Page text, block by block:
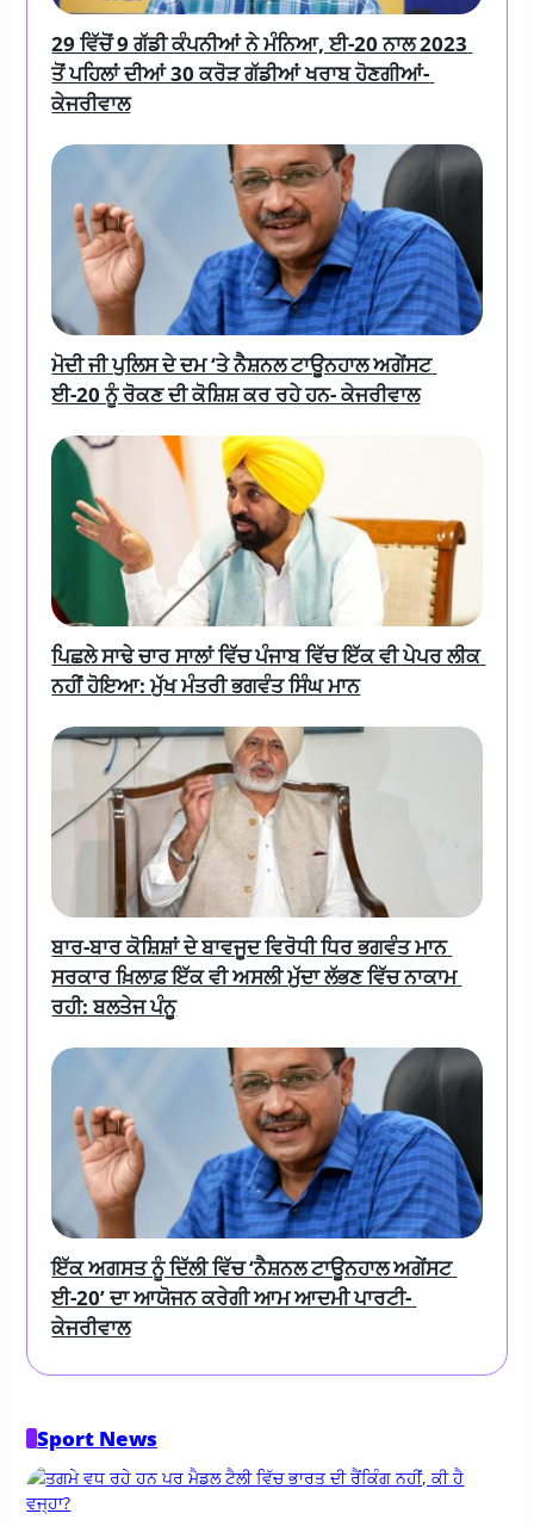
29 ਵਿੱਚੋਂ 9 ਗੱਡੀ ਕੰਪਨੀਆਂ ਨੇ ਮੰਨਿਆ, ਈ-20 ਨਾਲ 2023
ਤੋਂ ਪਹਿਲਾਂ ਦੀਆਂ 30 ਕਰੋੜ ਗੱਡੀਆਂ ਖਰਾਬ ਹੋਣਗੀਆਂ-
ਕੇਜਰੀਵਾਲ
ਮੋਦੀ ਜੀ ਪੁਲਿਸ ਦੇ ਦਮ ‘ਤੇ ਨੈਸ਼ਨਲ ਟਾਊਨਹਾਲ ਅਗੇਂਸਟ
ਈ-20 ਨੂੰ ਰੋਕਣ ਦੀ ਕੋਸ਼ਿਸ਼ ਕਰ ਰਹੇ ਹਨ- ਕੇਜਰੀਵਾਲ
ਪਿਛਲੇ ਸਾਢੇ ਚਾਰ ਸਾਲਾਂ ਵਿੱਚ ਪੰਜਾਬ ਵਿੱਚ ਇੱਕ ਵੀ ਪੇਪਰ ਲੀਕ
ਨਹੀਂ ਹੋਇਆ: ਮੁੱਖ ਮੰਤਰੀ ਭਗਵੰਤ ਸਿੰਘ ਮਾਨ
ਬਾਰ-ਬਾਰ ਕੋਸ਼ਿਸ਼ਾਂ ਦੇ ਬਾਵਜੂਦ ਵਿਰੋਧੀ ਧਿਰ ਭਗਵੰਤ ਮਾਨ
ਸਰਕਾਰ ਖ਼ਿਲਾਫ਼ ਇੱਕ ਵੀ ਅਸਲੀ ਮੁੱਦਾ ਲੱਭਣ ਵਿੱਚ ਨਾਕਾਮ
ਰਹੀ: ਬਲਤੇਜ ਪੰਨੂ
ਇੱਕ ਅਗਸਤ ਨੂੰ ਦਿੱਲੀ ਵਿੱਚ ‘ਨੈਸ਼ਨਲ ਟਾਊਨਹਾਲ ਅਗੇਂਸਟ
ਈ-20’ ਦਾ ਆਯੋਜਨ ਕਰੇਗੀ ਆਮ ਆਦਮੀ ਪਾਰਟੀ-
ਕੇਜਰੀਵਾਲ
Sport News